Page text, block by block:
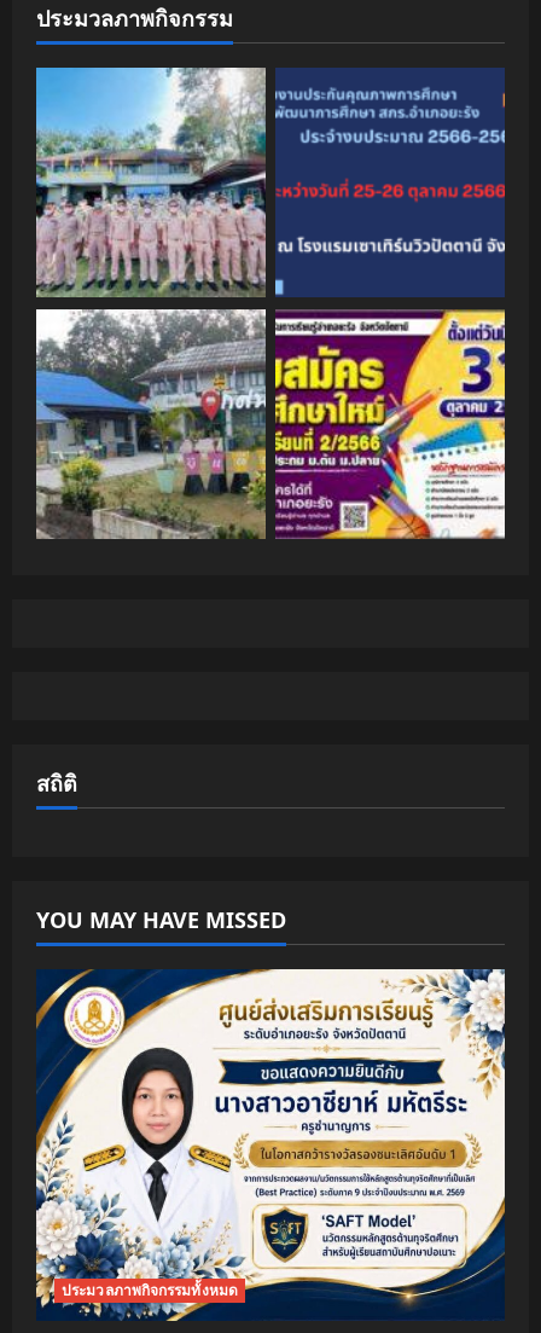
ประมวลภาพกิจกรรม
สถิติ
YOU MAY HAVE MISSED
ประมวลภาพกิจกรรมทั้งหมด